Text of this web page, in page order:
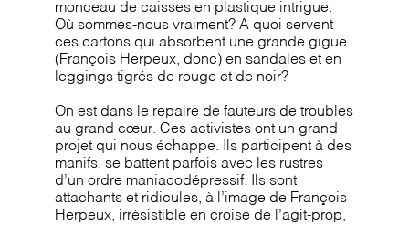
monceau de caisses en plastique intrigue.
Où sommes-nous vraiment? A quoi servent
ces cartons qui absorbent une grande gigue
(François Herpeux, donc) en sandales et en
leggings tigrés de rouge et de noir?
On est dans le repaire de fauteurs de troubles
au grand cœur. Ces activistes ont un grand
projet qui nous échappe. Ils participent à des
manifs, se battent parfois avec les rustres
d’un ordre maniacodépressif. Ils sont
attachants et ridicules, à l’image de François
Herpeux, irrésistible en croisé de l’agit-prop,